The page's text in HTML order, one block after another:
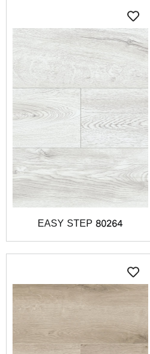
EASY STEP 80264